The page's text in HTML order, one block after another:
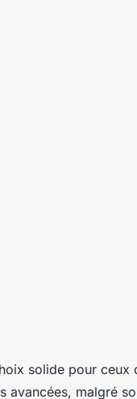
solide pour ceux
avancées, malgré